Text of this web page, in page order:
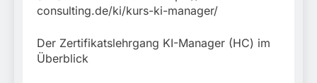
consulting.de/ki/kurs-ki-manager/
Der Zertifikatslehrgang KI-Manager (HC) im
Überblick